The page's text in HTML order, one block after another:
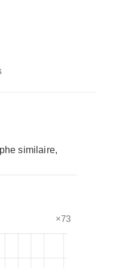
similaire,
×73